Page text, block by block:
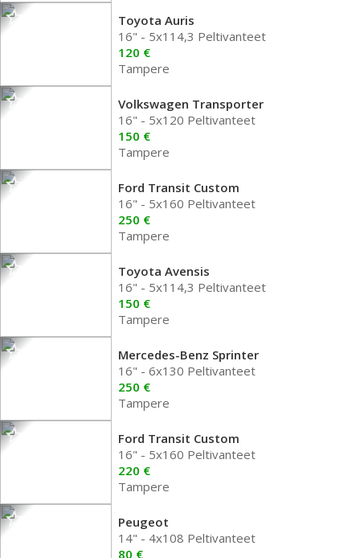
Toyota Auris
16" - 5x114,3 Peltivanteet
120 €
Tampere
Volkswagen Transporter
16" - 5x120 Peltivanteet
150 €
Tampere
Ford Transit Custom
16" - 5x160 Peltivanteet
250 €
Tampere
Toyota Avensis
16" - 5x114,3 Peltivanteet
150 €
Tampere
Mercedes-Benz Sprinter
16" - 6x130 Peltivanteet
250 €
Tampere
Ford Transit Custom
16" - 5x160 Peltivanteet
220 €
Tampere
Peugeot
14" - 4x108 Peltivanteet
80 €